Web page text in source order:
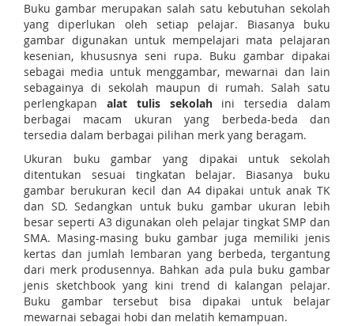
Buku gambar merupakan salah satu kebutuhan sekolah
yang diperlukan oleh setiap pelajar. Biasanya buku
gambar digunakan untuk mempelajari mata pelajaran
kesenian, khususnya seni rupa. Buku gambar dipakai
sebagai media untuk menggambar, mewarnai dan lain
sebagainya di sekolah maupun di rumah. Salah satu
perlengkapan alat tulis sekolahini tersedia dalam
berbagai macam ukuran yang berbeda-beda dan
tersedia dalam berbagai pilihan merk yang beragam.
Ukuran buku gambar yang dipakai untuk sekolah
ditentukan sesuai tingkatan belajar. Biasanya buku
gambar berukuran kecil dan A4 dipakai untuk anak TK
dan SD. Sedangkan untuk buku gambar ukuran lebih
besar seperti A3 digunakan oleh pelajar tingkat SMP dan
SMA. Masing-masing buku gambar juga memiliki jenis
kertas dan jumlah lembaran yang berbeda, tergantung
dari merk produsennya. Bahkan ada pula buku gambar
jenis sketchbook yang kini trend di kalangan pelajar.
Buku gambar tersebut bisa dipakai untuk belajar
mewarnai sebagai hobi dan melatih kemampuan.